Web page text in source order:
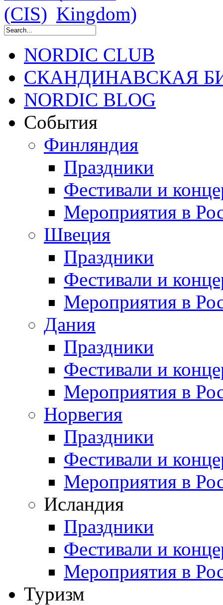
NORDIC CLUB
СКАНДИНАВСКАЯ
NORDIC BLOG
События
Финляндия
Праздники
Фестивали и
Мероприятия в
Швеция
Праздники
Фестивали и
Мероприятия в
Дания
Праздники
Фестивали и
Мероприятия в
Норвегия
Праздники
Фестивали и
Мероприятия в
Исландия
Праздники
Фестивали и
Мероприятия в
Туризм